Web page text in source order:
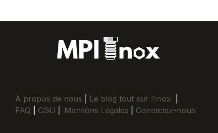
À propos de nous Le blog tout sur l'inox
FAQ
CGU Mentions Légales Contactez-nous